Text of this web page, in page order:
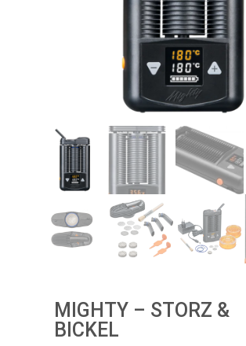
MIGHTY – STORZ &
BICKEL